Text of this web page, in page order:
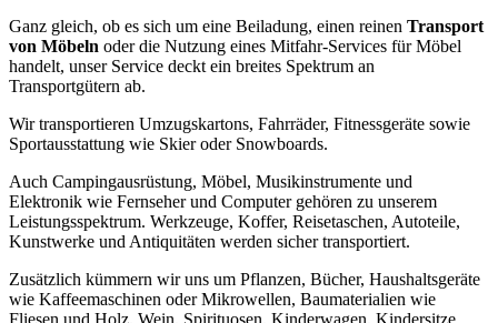
Ganz gleich, ob es sich um eine Beiladung, einen reinen Transport
von Möbeln oder die Nutzung eines Mitfahr-Services für Möbel
handelt, unser Service deckt ein breites Spektrum an
Transportgütern ab.
Wir transportieren Umzugskartons, Fahrräder, Fitnessgeräte sowie
Sportausstattung wie Skier oder Snowboards.
Auch Campingausrüstung, Möbel, Musikinstrumente und
Elektronik wie Fernseher und Computer gehören zu unserem
Leistungsspektrum. Werkzeuge, Koffer, Reisetaschen, Autoteile,
Kunstwerke und Antiquitäten werden sicher transportiert.
Zusätzlich kümmern wir uns um Pflanzen, Bücher, Haushaltsgeräte
wie Kaffeemaschinen oder Mikrowellen, Baumaterialien wie
Fliesen und Holz, Wein, Spirituosen, Kinderwagen, Kindersitze